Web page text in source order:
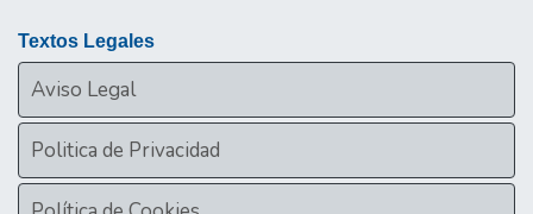
Textos Legales
Aviso Legal
Politica de Privacidad